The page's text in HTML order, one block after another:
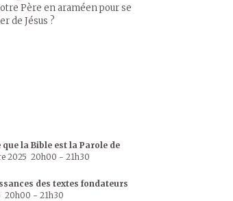
Père en araméen pour se
de Jésus ?
que la Bible est la Parole de
2025 20h00 - 21h30
des textes fondateurs
20h00 - 21h30